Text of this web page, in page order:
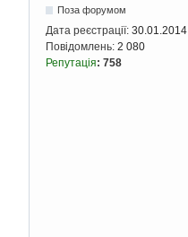
Поза форумом
Дата реєстрації: 30.01.2014
Повідомлень: 2 080
Репутація: 758